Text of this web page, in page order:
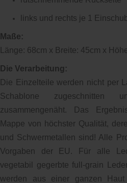
links und rechts je 1
Maße:
Länge: 68cm x Breite: 45cm x
Die Verarbeitung:
Die Einzelteile werden nicht per
Schablone
zusammengenäht. Das
Mappe von höchster Qualität,
und Schwermetallen sind! Alle
Vorgaben der EU. Für alle
vegetabil gegerbte full-grain
werden aus einer ganzen